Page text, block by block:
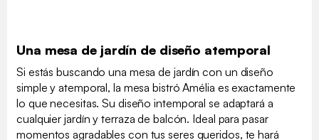
Una mesa de jardín de diseño atemporal
Si estás buscando una mesa de jardín con un diseño
simple y atemporal, la mesa bistró Amélia es exactamente
lo que necesitas. Su diseño intemporal se adaptará a
cualquier jardín y terraza de balcón. Ideal para pasar
momentos agradables con tus seres queridos, te hará